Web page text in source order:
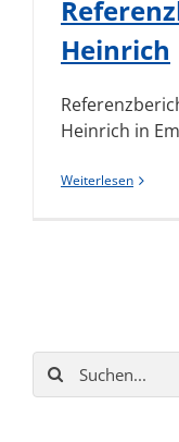
Heinrich
Heinrich in
Weiterlesen
Suche
nach: